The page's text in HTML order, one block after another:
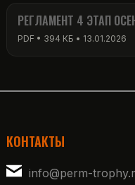
РЕГЛАМЕНТ 4 ЭТАП
КОНТАКТЫ